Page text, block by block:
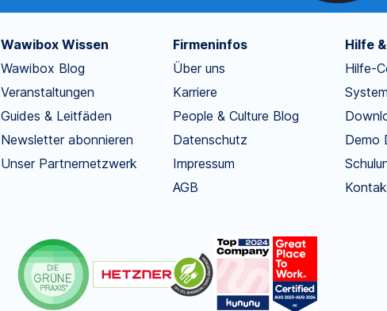
Wawibox Wissen
Wawibox Blog
Veranstaltungen
Guides & Leitfäden
Newsletter abonnieren
Unser Partnernetzwerk
Firmeninfos
Über uns
Karriere
People & Culture Blog
Datenschutz
Impressum
AGB
Hilfe
Hilfe-
Demo